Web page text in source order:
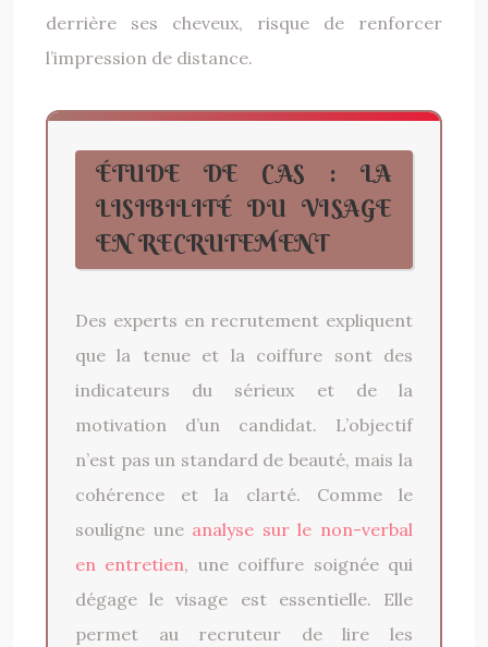
derrière ses cheveux, risque de renforcer
l’impression de distance.
ÉTUDE DE CAS : LA
LISIBILITÉ DU VISAGE
EN RECRUTEMENT
Des experts en recrutement expliquent
que la tenue et la coiffure sont des
indicateurs du sérieux et de la
motivation d’un candidat. L’objectif
n’est pas un standard de beauté, mais la
cohérence et la clarté. Comme le
souligne une analyse sur le non-verbal
en entretien, une coiffure soignée qui
dégage le visage est essentielle. Elle
permet au recruteur de lire les